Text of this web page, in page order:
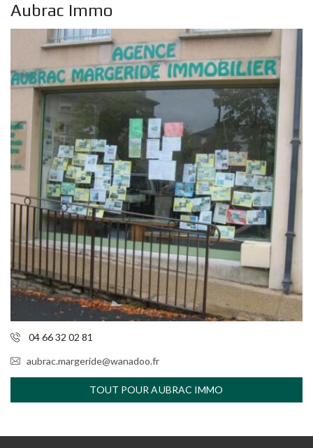
Aubrac Immo
04 66 32 02 81
aubrac.margeride@wanadoo.fr
TOUT POUR AUBRAC IMMO